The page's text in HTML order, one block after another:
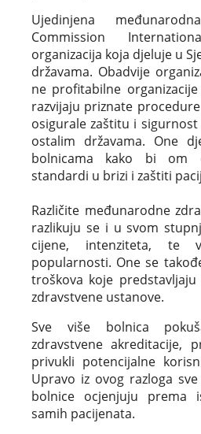
Ujedinjena
Commission
organizacija koja djeluje u
državama. Obadvije
ne profitabilne
razvijaju priznate
osigurale zaštitu i
ostalim državama. One
bolnicama kako bi om
standardi u brizi i zaštiti
Različite međunarodne
razlikuju se i u svom
cijene, intenziteta, te
popularnosti. One se
troškova koje
zdravstvene ustanove.
Sve više bolnica
zdravstvene akreditacije,
privukli potencijalne
Upravo iz ovog razloga
bolnice ocjenjuju prema
samih pacijenata.